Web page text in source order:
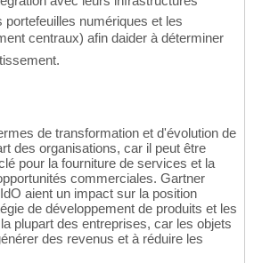
numériques et les
centraux) afin daider à déterminer
de transformation et d'évolution de
des organisations, car il peut être
pour la fourniture de services et la
commerciales. Gartner
aient un impact sur la position
de développement de produits et les
plupart des entreprises, car les objets
des revenus et à réduire les